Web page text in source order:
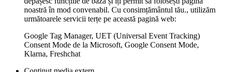
noastră în mod convenabil. Cu consimțământul tău., utilizăm
următoarele servicii terțe pe această pagină web:
Google Tag Manager, UET (Universal Event Tracking)
Consent Mode de la Microsoft, Google Consent Mode,
Klarna, Freshchat